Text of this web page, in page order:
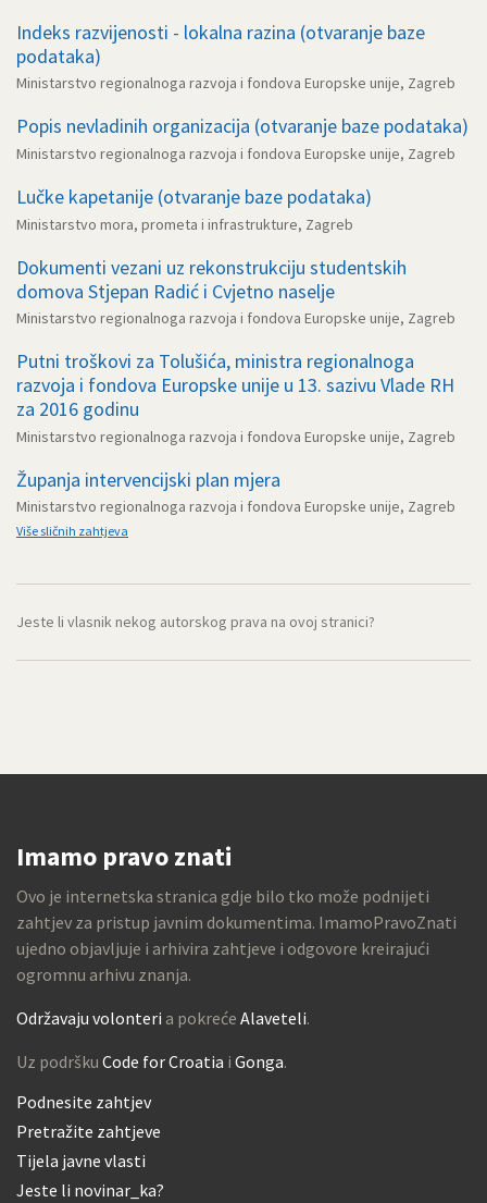
Indeks razvijenosti - lokalna razina (otvaranje baze
podataka)
Ministarstvo regionalnoga razvoja i fondova Europske unije, Zagreb
Popis nevladinih organizacija (otvaranje baze podataka)
Ministarstvo regionalnoga razvoja i fondova Europske unije, Zagreb
Lučke kapetanije (otvaranje baze podataka)
Ministarstvo mora, prometa i infrastrukture, Zagreb
Dokumenti vezani uz rekonstrukciju studentskih
domova Stjepan Radić i Cvjetno naselje
Ministarstvo regionalnoga razvoja i fondova Europske unije, Zagreb
Putni troškovi za Tolušića, ministra regionalnoga
razvoja i fondova Europske unije u 13. sazivu Vlade RH
za 2016 godinu
Ministarstvo regionalnoga razvoja i fondova Europske unije, Zagreb
Županja intervencijski plan mjera
Ministarstvo regionalnoga razvoja i fondova Europske unije, Zagreb
Više sličnih zahtjeva
Jeste li vlasnik nekog autorskog prava na ovoj stranici?
Imamo pravo znati
Ovo je internetska stranica gdje bilo tko može podnijeti
zahtjev za pristup javnim dokumentima. ImamoPravoZnati
ujedno objavljuje i arhivira zahtjeve i odgovore kreirajući
ogromnu arhivu znanja.
Održavaju volonteri a pokreće Alaveteli.
Uz podršku Code for Croatia i Gonga.
Podnesite zahtjev
Pretražite zahtjeve
Tijela javne vlasti
Jeste li novinar_ka?